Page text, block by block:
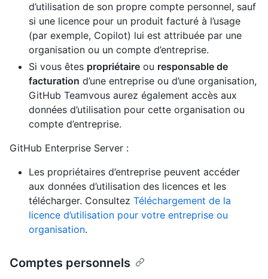
d’utilisation de son propre compte personnel, sauf
si une licence pour un produit facturé à l’usage
(par exemple, Copilot) lui est attribuée par une
organisation ou un compte d’entreprise.
Si vous êtes propriétaire ou responsable de
facturation d’une entreprise ou d’une organisation,
GitHub Teamvous aurez également accès aux
données d’utilisation pour cette organisation ou
compte d’entreprise.
GitHub Enterprise Server :
Les propriétaires d’entreprise peuvent accéder
aux données d’utilisation des licences et les
télécharger. Consultez Téléchargement de la
licence d’utilisation pour votre entreprise ou
organisation.
Comptes personnels